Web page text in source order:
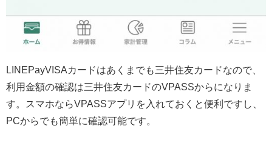
LINEPayVISAカードはあくまでも三井住友カードなので、
利用金額の確認は三井住友カードのVPASSからになりま
す。スマホならVPASSアプリを入れておくと便利ですし、
PCからでも簡単に確認可能です。